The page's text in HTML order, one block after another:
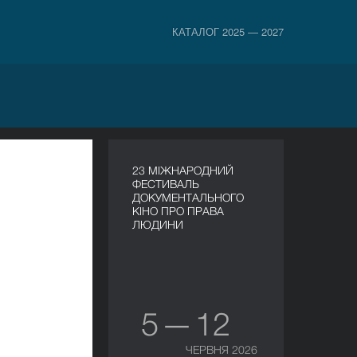
КАТАЛОГ 2025 — 2027
23 МІЖНАРОДНИЙ
ФЕСТИВАЛЬ
ДОКУМЕНТАЛЬНОГО
КІНО ПРО ПРАВА
ЛЮДИНИ
5 — 12
ЧЕРВНЯ 2026